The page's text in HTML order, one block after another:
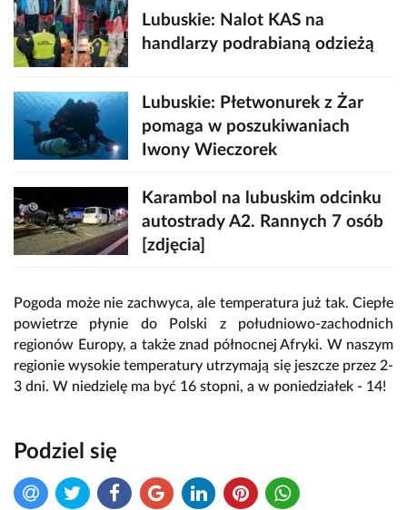
Lubuskie: Nalot KAS na
handlarzy podrabianą odzieżą
Lubuskie: Płetwonurek z Żar
pomaga w poszukiwaniach
Iwony Wieczorek
Karambol na lubuskim odcinku
autostrady A2. Rannych 7 osób
[zdjęcia]
Pogoda może nie zachwyca, ale temperatura już tak. Ciepłe
powietrze płynie do Polski z południowo-zachodnich
regionów Europy, a także znad północnej Afryki. W naszym
regionie wysokie temperatury utrzymają się jeszcze przez 2-
3 dni. W niedzielę ma być 16 stopni, a w poniedziałek - 14!
Podziel się